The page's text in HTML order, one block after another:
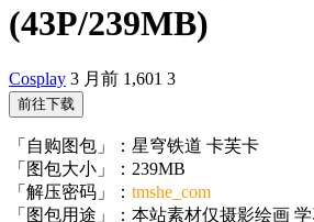
(43P/239MB)
Cosplay 3 月前 1,601 3
前往下载
「自购图包」：星穹铁道 卡芙卡
「图包大小」：239MB
「解压密码」： tmshe_com
「图包用途」：本站素材仅摄影绘画